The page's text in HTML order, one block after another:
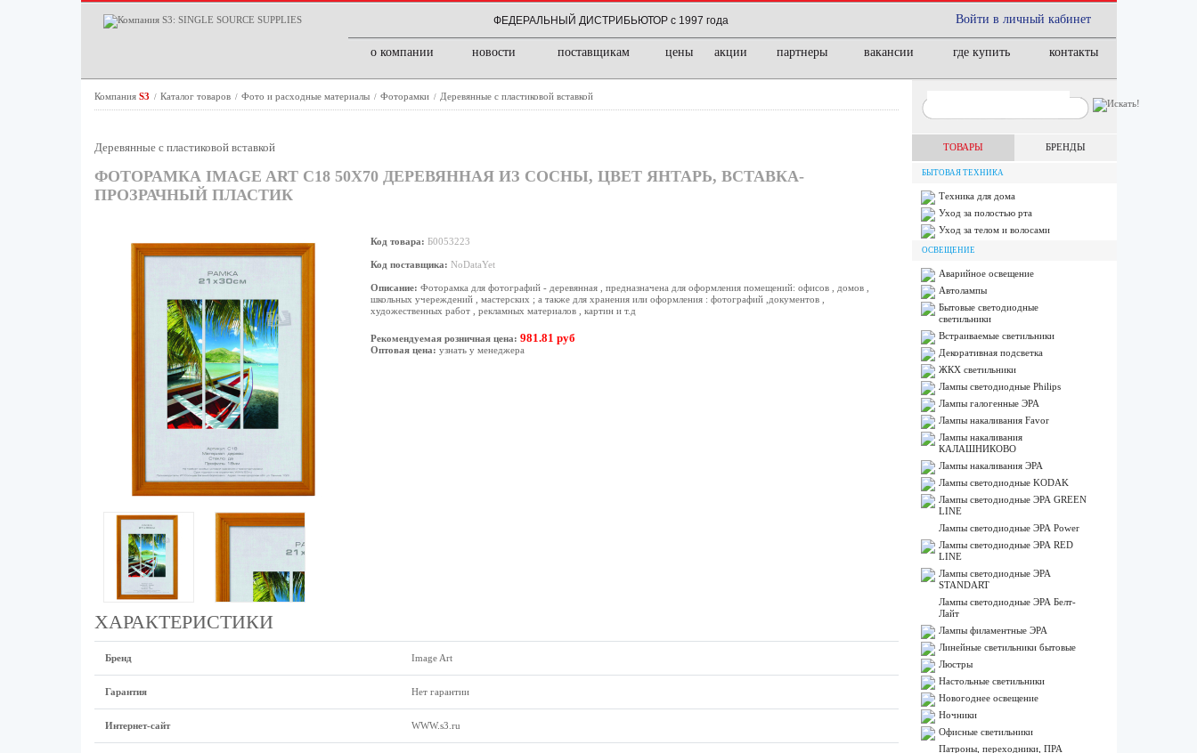
Войти в личный кабинет
ФЕДЕРАЛЬНЫЙ ДИСТРИБЬЮТОР с 1997 года
о компании новости поставщикам цены акции партнеры вакансии где купить контакты
Компания S3 / Каталог товаров / Фото и расходные материалы / Фоторамки / Деревянные с пластиковой вставкой
Деревянные с пластиковой вставкой
ФОТОРАМКА IMAGE ART С18 50Х70 ДЕРЕВЯННАЯ ИЗ СОСНЫ, ЦВЕТ ЯНТАРЬ, ВСТАВКА-
ПРОЗРАЧНЫЙ ПЛАСТИК
Код товара: Б0053223
Код поставщика: NoDataYet
Описание: Фоторамка для фотографий - деревянная , предназначена для оформления помещений: офисов , домов ,
школьных учереждений , мастерских ; а также для хранения или оформления : фотографий ,документов ,
художественных работ , рекламных материалов , картин и т.д
Рекомендуемая розничная цена: 981.81 руб
Оптовая цена: узнать у менеджера
ХАРАКТЕРИСТИКИ
Бренд Image Art
Гарантия Нет гарантии
Интернет-сайт WWW.s3.ru
ТОВАРЫ БРЕНДЫ
БЫТОВАЯ ТЕХНИКА
Техника для дома
Уход за полостью рта
Уход за телом и волосами
ОСВЕЩЕНИЕ
Аварийное освещение
Автолампы
Бытовые светодиодные
светильники
Встраиваемые светильники
Декоративная подсветка
ЖКХ светильники
Лампы cветодиодные Philips
Лампы галогенные ЭРА
Лампы накаливания Favor
Лампы накаливания
КАЛАШНИКОВО
Лампы накаливания ЭРА
Лампы светодиодные KODAK
Лампы светодиодные ЭРА GREEN
LINE
Лампы светодиодные ЭРА Power
Лампы светодиодные ЭРА RED
LINE
Лампы светодиодные ЭРА
STANDART
Лампы светодиодные ЭРА Белт-
Лайт
Лампы филаментные ЭРА
Линейные светильники бытовые
Люстры
Настольные светильники
Новогоднее освещение
Ночники
Офисные светильники
Патроны, переходники, ПРА